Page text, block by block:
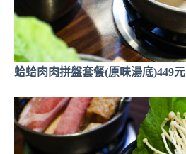
蛤蛤肉肉拼盤套餐(原味湯底)449元